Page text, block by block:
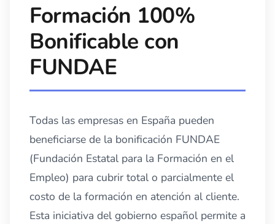
Formación 100%
Bonificable con
FUNDAE
Todas las empresas en España pueden
beneficiarse de la bonificación FUNDAE
(Fundación Estatal para la Formación en el
Empleo) para cubrir total o parcialmente el
costo de la formación en atención al cliente.
Esta iniciativa del gobierno español permite a